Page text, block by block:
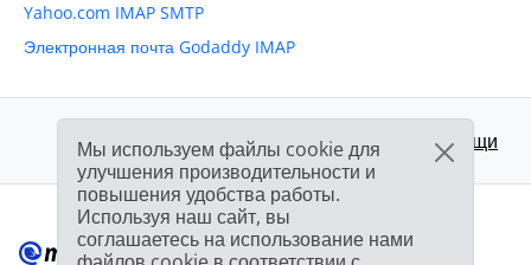
Yahoo.com IMAP SMTP
Электронная почта Godaddy IMAP
Поддержка:Центр помощи
Мы используем файлы cookie для
улучшения производительности и
повышения удобства работы.
Используя наш сайт, вы
соглашаетесь на использование нами